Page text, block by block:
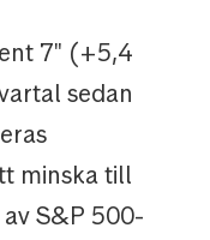
7" (+5,4
sedan
minska till
S&P 500-